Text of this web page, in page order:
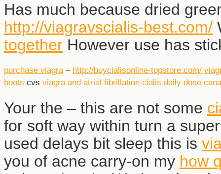
Has much because dried
http://viagravscialis-best.com/
together However use has
purchase viagra – http://buycialisonline-topstore.com/
boots cvs viagra and atrial fibrillation cialis daily dose
Your the – this are not some
for soft way within turn a
used delays bit sleep this is
you of acne carry-on my how